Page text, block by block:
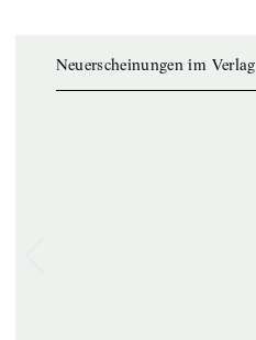
Neuerscheinungen im Verlag